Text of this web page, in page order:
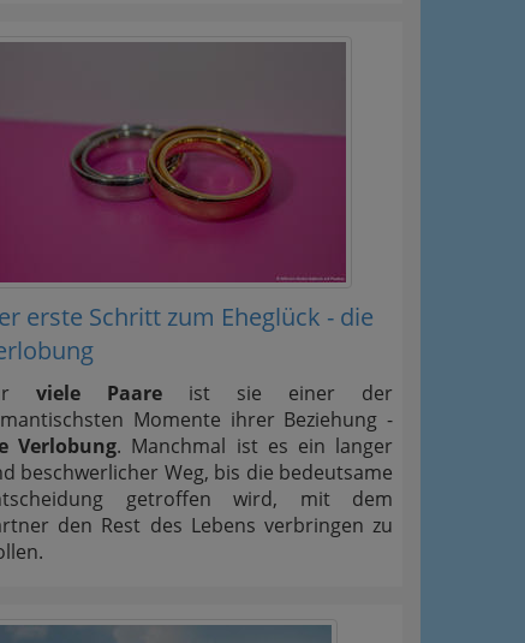
erste Schritt zum Eheglück - die
viele Paare ist sie einer der
Momente ihrer Beziehung -
Verlobung. Manchmal ist es ein langer
beschwerlicher Weg, bis die bedeutsame
getroffen wird, mit dem
den Rest des Lebens verbringen zu